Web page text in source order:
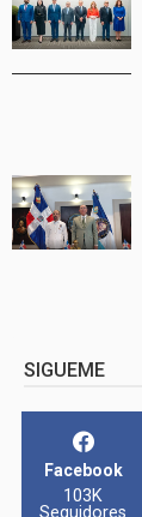
SIGUEME
Facebook
103K
Seguidores